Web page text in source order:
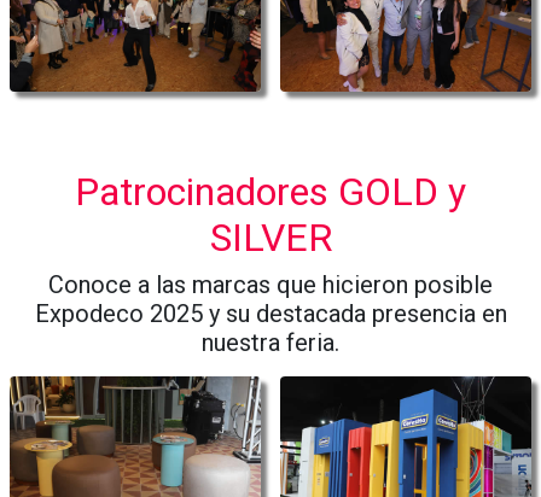
Patrocinadores GOLD y
SILVER
Conoce a las marcas que hicieron posible
Expodeco 2025 y su destacada presencia en
nuestra feria.